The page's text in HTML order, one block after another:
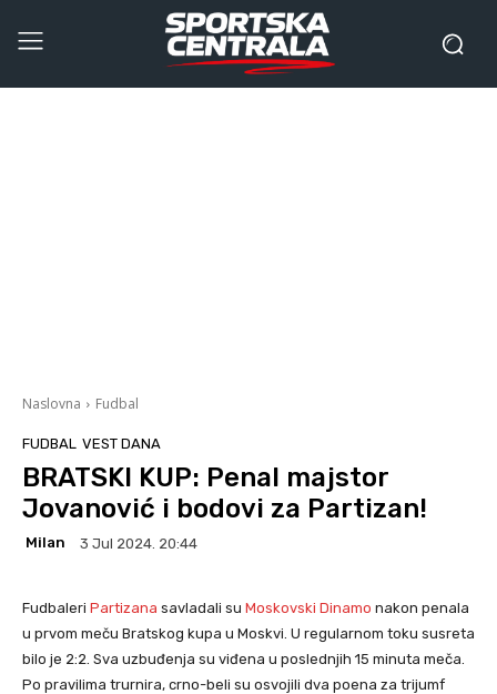
Naslovna Fudbal
FUDBAL VEST DANA
BRATSKI KUP: Penal majstor
Jovanović i bodovi za Partizan!
Milan 3 Jul 2024. 20:44
Fudbaleri Partizana savladali su Moskovski Dinamo nakon penala
u prvom meču Bratskog kupa u Moskvi. U regularnom toku susreta
bilo je 2:2. Sva uzbuđenja su viđena u poslednjih 15 minuta meča.
Po pravilima trurnira, crno-beli su osvojili dva poena za trijumf